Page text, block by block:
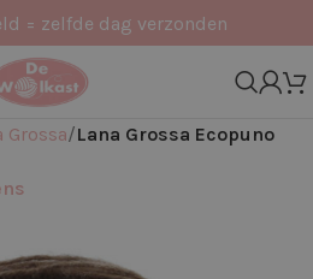
= zelfde dag verzonden
Grossa Lana Grossa Ecopuno